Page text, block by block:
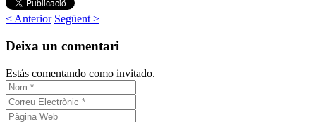
< Anterior Següent >
Deixa un comentari
Estás comentando como invitado.